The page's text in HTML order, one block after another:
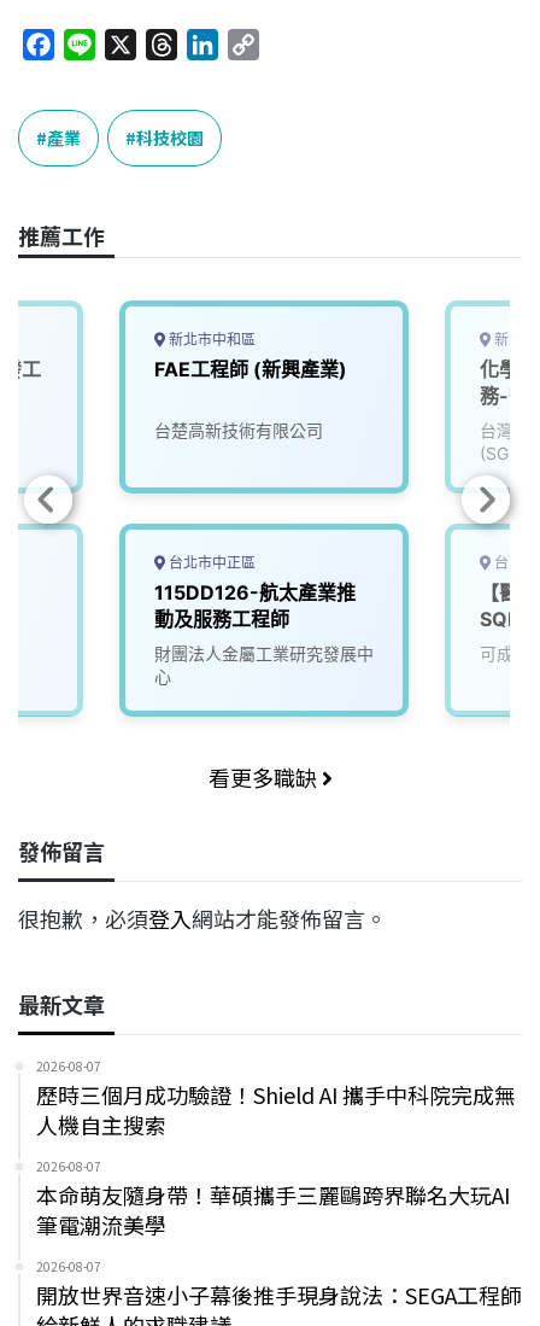
c
e
b
o
k
e
r
e
a
k
n
k
產業 科技校園
推薦工作
工
新北市中和區
FAE工程師 (新興產業)
台楚高新技術有限公司
台北市中正區
115DD126-航太產業推
動及服務工程師
財團法人金屬工業研究發展中
心
新北
化學
務-微
台灣檢
(SGS)
台南
【醫
SQE
可成科
看更多職缺
發佈留言
很抱歉，必須登入網站才能發佈留言。
最新文章
2026-08-07
歷時三個月成功驗證！Shield AI 攜手中科院完成無
人機自主搜索
2026-08-07
本命萌友隨身帶！華碩攜手三麗鷗跨界聯名大玩AI
筆電潮流美學
2026-08-07
開放世界音速小子幕後推手現身說法：SEGA工程師